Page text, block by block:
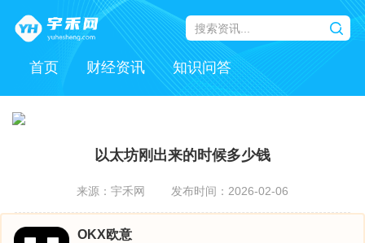
首页 财经资讯 知识问答
以太坊刚出来的时候多少钱
来源：宇禾网 发布时间：2026-02-06
OKX欧意